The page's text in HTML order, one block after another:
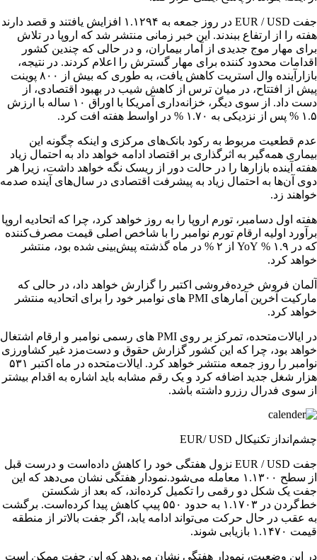
جفت EUR / USD در روز جمعه به ۱.۱۲۹۴ افزایش یافتند و قصد دارند
هفته را از ارتفاع ببندند. ​این خبر زمانی منتشر شد که اروپا در تلاش
برای مهار موج جدیدی از آمار بیماران، و در حالی که چندین کشور
اقدامات محدود کننده برای مهار گسترش را اعلام کردند. ​در نتیجه،
بازارآینده وال استریت کاهش یافت، به طوری که بیش از ۸۰۰ پوینت
پیش از افتتاح، در میان ترس از کاهش شیب در بهبود اقتصادی، از
دست داد. ​از سوی دیگر، خزانه‌داری آمریکا با اوراق ۱۰ ساله با ارزش
۱.۵ % پس از نزدیکی به ۱.۷۰ % در اواسط هفته افت کرد. ​
عدم قطعیت مربوط به رکود بانک‌های مرکزی و اینکه چگونه این
بیماری همه‌گیر به اثرگذاری بر اقتصاد ادامه خواهد داد به احتمال زیاد
هفته آینده بازارها را در حالت دور از ریسک نگه خواهد داشت، زیرا هر
دوی آن‌ها به احتمال زیاد به پیشرفت اقتصادی در سال‌های آینده صدمه
خواهند زد. ​
هفته اول دسامبر، تورم اروپا را به روز خواهد کرد، چرا که اتحادیه اروپا
برآورد اولیه ارقام تورم نوامبر را با شاخص اصلی قیمت مصرف‌کننده
که در ۱.۹ % YoY از ۲ % در ماه گذشته پیش‌بینی شده‌ بود، منتشر
خواهد کرد. ​
آلمان فروش خرده‌فروشی اکتبر را گزارش خواهد داد، در حالی که
مارکیت آخرین آمارهای PMI های نوامبر خود را برای اتحادیه منتشر
خواهد کرد. ​
در ایالات‌متحده، تمرکز بر روی PMI های رسمی نوامبر و ارقام اشتغال
خواهد بود، چرا که این کشور گزارش حقوق و دست‌مزد غیر کشاورزی
نوامبر را روز جمعه منتشر خواهد کرد. ​ایالات‌متحده در ماه اکتبر ۵۳۱
هزار شغل جدید اضافه کرد و یک رقم مشابه باید اشاره به اقدام بیشتر
از سوی فدرال رزرو داشته باشد. ​
چشم‌انداز تکنیکال EUR/ USD
​​​​​​​​جفت EUR / USD نزول هفتگی خود را کاهش داده‌است و درست قبل
از سطح ۱.۱۳۰۰ معامله می‌شود.​​​​​​​​نمودار هفتگی نشان می‌دهد که این
جفت یک شکل دو رقمی را تکمیل کرده‌اند، که بعد از شکستن
خط‌گردن در ۱.۱۷۰۳ به حدود ۵۵۰ پیپ کاهش پیدا کرده‌است. ​برگشت
به عقب در حال حرکت می‌تواند ادامه یابد، اگر جفت بالاتر از منطقه
قیمت ۱.۱۴۷۰ بازیابی شوند. ​
در این وضعیت، نمودار هفتگی نشان می‌دهد که این جفت ممکن است